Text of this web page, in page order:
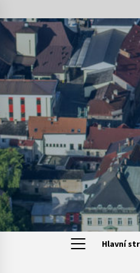
to
content
Hlavní